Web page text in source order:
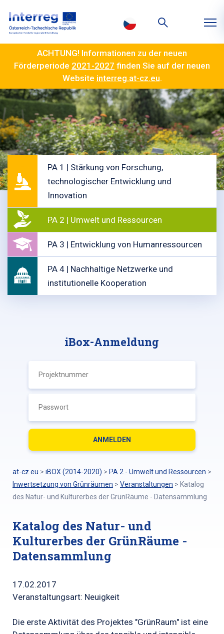
ACHTUNG! Informationen zu der neuen
Förderperiode 2021-2027 finden Sie auf der neuen
Website interreg.at-cz.eu.
PA 1 | Stärkung von Forschung,
technologischer Entwicklung und
Innovation
PA 2 | Umwelt und Ressourcen
PA 3 | Entwicklung von Humanressourcen
PA 4 | Nachhaltige Netzwerke und
institutionelle Kooperation
iBox-Anmeldung
at-cz.eu > iBOX (2014-2020) > PA 2 - Umwelt und Ressourcen >
Inwertsetzung von Grünräumen > Veranstaltungen > Katalog
des Natur- und Kulturerbes der GrünRäume - Datensammlung
Katalog des Natur- und
Kulturerbes der GrünRäume -
Datensammlung
17.02.2017
Veranstaltungsart: Neuigkeit
Die erste Aktivität des Projektes "GrünRaum" ist eine